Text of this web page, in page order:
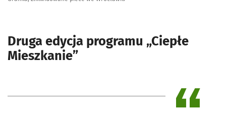
Druga edycja programu „Ciepłe
Mieszkanie”